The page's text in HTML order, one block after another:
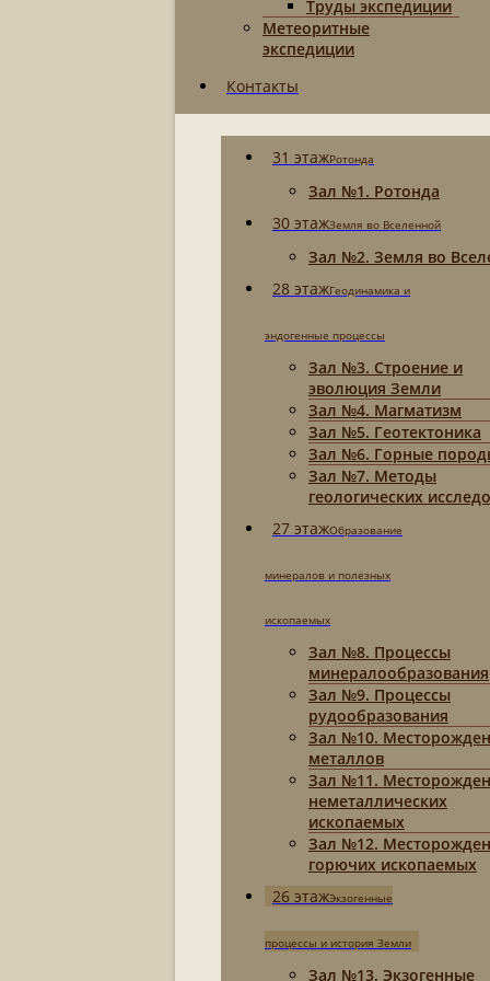
Труды экспедиции
Метеоритные
экспедиции
Контакты
31 этажРотонда
Зал №1. Ротонда
30 этажЗемля во Вселенной
Зал №2. Земля во
28 этажГеодинамика и
эндогенные процессы
Зал №3. Строение и
эволюция Земли
Зал №4. Магматизм
Зал №5. Геотектоника
Зал №6. Горные
Зал №7. Методы
геологических
27 этажОбразование
минералов и полезных
ископаемых
Зал №8. Процессы
минералообразования
Зал №9. Процессы
рудообразования
Зал №10.
металлов
Зал №11.
неметаллических
ископаемых
Зал №12.
горючих ископаемых
26 этажЭкзогенные
процессы и история Земли
Зал №13. Экзогенные